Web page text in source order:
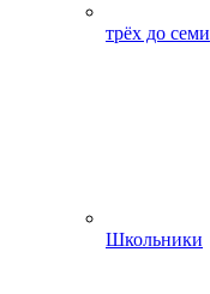
трёх до семи
Школьники